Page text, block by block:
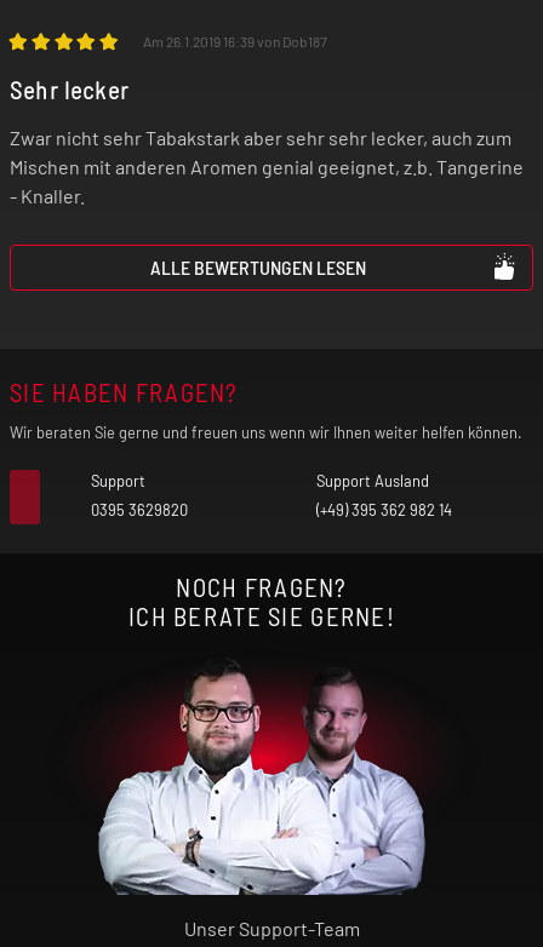
Am 26.1.2019 16:39 von Dob187
Sehr lecker
Zwar nicht sehr Tabakstark aber sehr sehr lecker, auch zum
Mischen mit anderen Aromen genial geeignet, z.b. Tangerine
- Knaller.
ALLE BEWERTUNGEN LESEN
SIE HABEN FRAGEN?
Wir beraten Sie gerne und freuen uns wenn wir Ihnen weiter helfen können.
Support
0395 3629820
Support Ausland
(+49) 395 362 982 14
NOCH FRAGEN?
ICH BERATE SIE GERNE!
Unser Support-Team